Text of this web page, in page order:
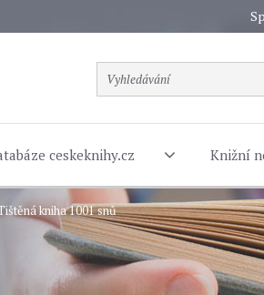
ceskeknihy.cz Knižní
kniha 1001 snů